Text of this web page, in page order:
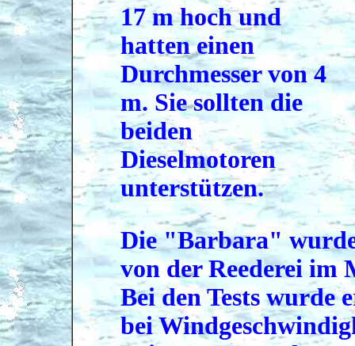
17 m hoch und
hatten einen
Durchmesser von 4
m. Sie sollten die
beiden
Dieselmotoren
unterstützen.
Die "Barbara"
von der Reederei im
Bei den Tests wurde
bei